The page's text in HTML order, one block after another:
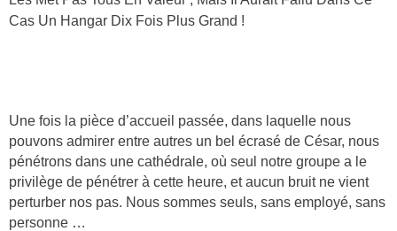
Cas Un Hangar Dix Fois Plus Grand !
Une fois la pièce d’accueil passée, dans laquelle nous
pouvons admirer entre autres un bel écrasé de César, nous
pénétrons dans une cathédrale, où seul notre groupe a le
privilège de pénétrer à cette heure, et aucun bruit ne vient
perturber nos pas. Nous sommes seuls, sans employé, sans
personne …